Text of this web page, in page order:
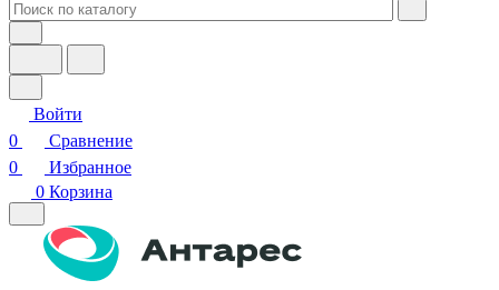
Войти
0
Сравнение
0
Избранное
0 Корзина